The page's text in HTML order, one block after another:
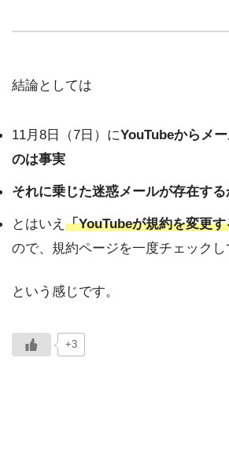
結論としては
11月8日（7日）にYouTubeからメ
のは事実
それに乗じた迷惑メールが存在する
とはいえ 「YouTubeが規約を変更
ので、規約ページを一度チェックし
という感じです。
+3